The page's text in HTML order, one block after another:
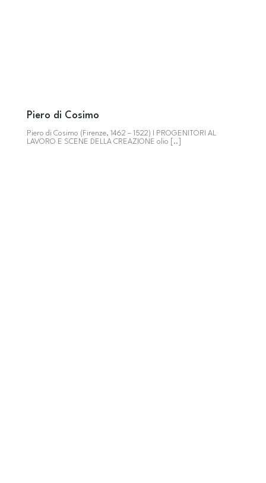
Piero di Cosimo
Piero di Cosimo (Firenze, 1462 – 1522) I PROGENITORI AL
LAVORO E SCENE DELLA CREAZIONE olio [..]